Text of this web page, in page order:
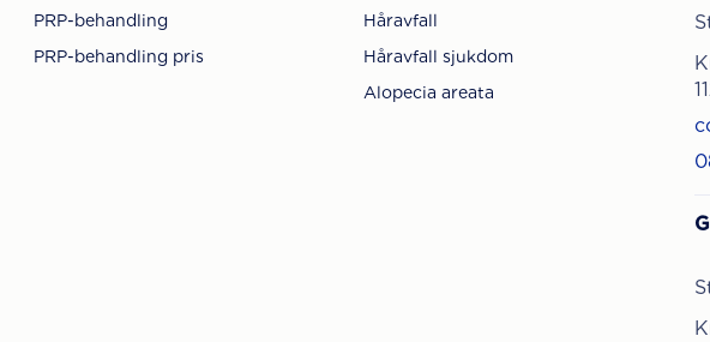
PRP-behandling
PRP-behandling pris
Håravfall
Håravfall sjukdom
Alopecia areata